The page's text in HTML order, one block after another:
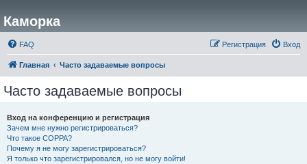
Каморка
FAQ Вход
Регистрация
Главная Часто задаваемые вопросы
Часто задаваемые вопросы
Вход на конференцию и регистрация
Зачем мне нужно регистрироваться?
Что такое COPPA?
Почему я не могу зарегистрироваться?
Я только что зарегистрировался, но не могу войти!